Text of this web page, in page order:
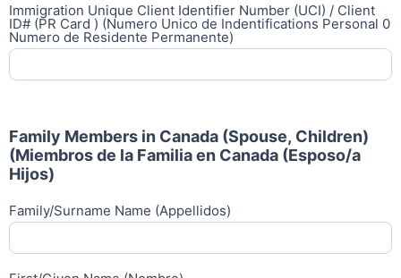
Immigration Unique Client Identifier Number (UCI) / Client
ID# (PR Card ) (Numero Unico de Indentifications Personal 0
Numero de Residente Permanente)
Family Members in Canada (Spouse, Children)
(Miembros de la Familia en Canada (Esposo/a
Hijos)
Family/Surname Name (Appellidos)